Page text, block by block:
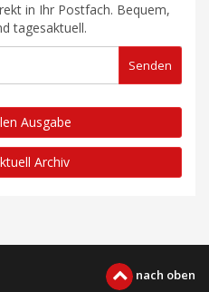
in Ihr Postfach. Bequem,
tagesaktuell.
Ausgabe
Archiv
nach oben